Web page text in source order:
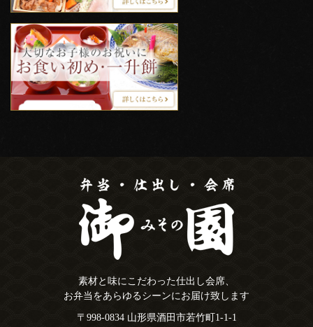
素材と味にこだわった仕出し会席、
お弁当をあらゆるシーンにお届け致します
〒998-0834 山形県酒田市若竹町1-1-1